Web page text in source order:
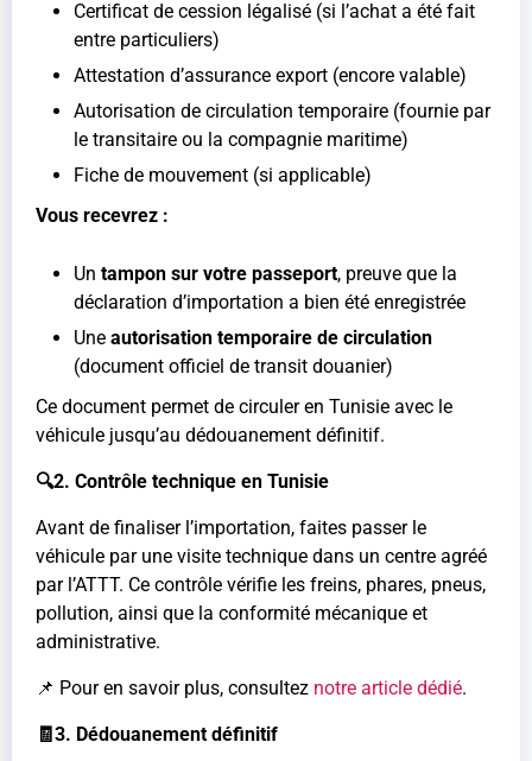
Certificat de cession légalisé (si l’achat a été fait
entre particuliers)
Attestation d’assurance export (encore valable)
Autorisation de circulation temporaire (fournie par
le transitaire ou la compagnie maritime)
Fiche de mouvement (si applicable)
Vous recevrez :
Un tampon sur votre passeport, preuve que la
déclaration d’importation a bien été enregistrée
Une autorisation temporaire de circulation
(document officiel de transit douanier)
Ce document permet de circuler en Tunisie avec le
véhicule jusqu’au dédouanement définitif.
🔍2. Contrôle technique en Tunisie
Avant de finaliser l’importation, faites passer le
véhicule par une visite technique dans un centre agréé
par l’ATTT. Ce contrôle vérifie les freins, phares, pneus,
pollution, ainsi que la conformité mécanique et
administrative.
📌 Pour en savoir plus, consultez notre article dédié.
🧾3. Dédouanement définitif